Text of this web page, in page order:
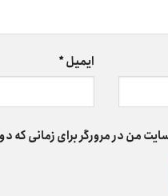
ایمیل*
من در مرورگر برای زمانی که